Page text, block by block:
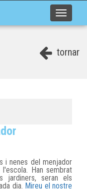
Toggle
tornar
i nenes del menjador
Han sembrat
jardiners, seran els
dia. Mireu el nostre